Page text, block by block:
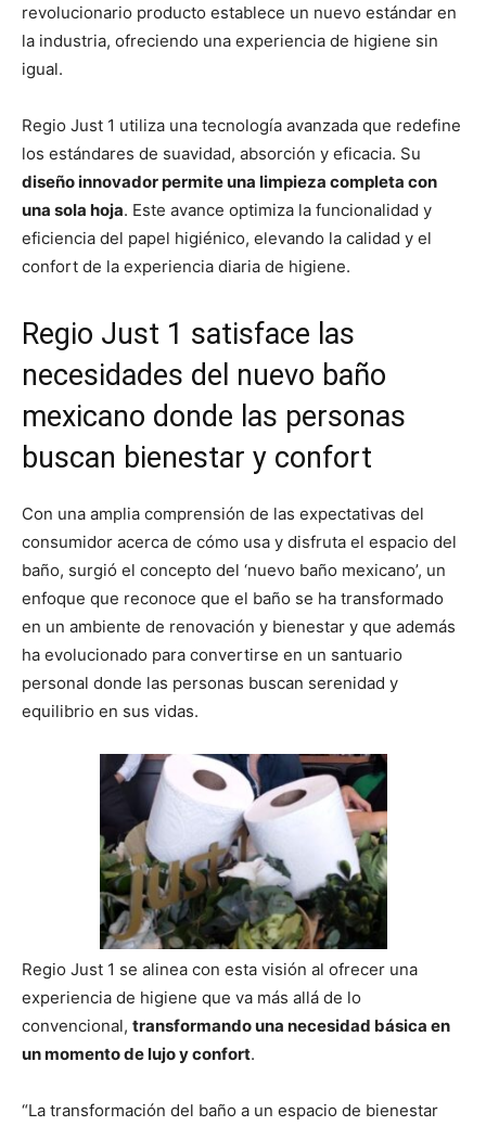
revolucionario producto establece un nuevo estándar en
la industria, ofreciendo una experiencia de higiene sin
igual.
Regio Just 1 utiliza una tecnología avanzada que redefine
los estándares de suavidad, absorción y eficacia. Su
diseño innovador permite una limpieza completa con
una sola hoja. Este avance optimiza la funcionalidad y
eficiencia del papel higiénico, elevando la calidad y el
confort de la experiencia diaria de higiene.
Regio Just 1 satisface las
necesidades del nuevo baño
mexicano donde las personas
buscan bienestar y confort
Con una amplia comprensión de las expectativas del
consumidor acerca de cómo usa y disfruta el espacio del
baño, surgió el concepto del ‘nuevo baño mexicano’, un
enfoque que reconoce que el baño se ha transformado
en un ambiente de renovación y bienestar y que además
ha evolucionado para convertirse en un santuario
personal donde las personas buscan serenidad y
equilibrio en sus vidas.
Regio Just 1 se alinea con esta visión al ofrecer una
experiencia de higiene que va más allá de lo
convencional, transformando una necesidad básica en
un momento de lujo y confort.
“La transformación del baño a un espacio de bienestar